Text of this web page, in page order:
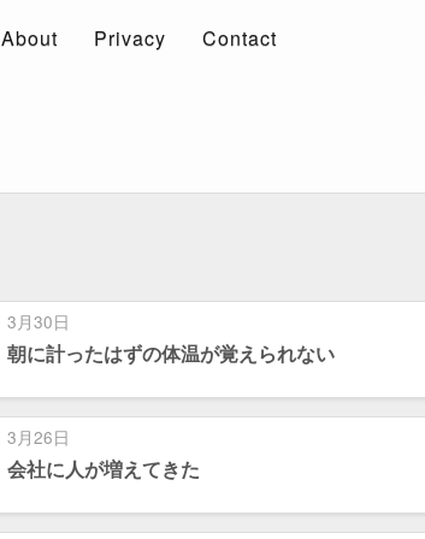
About Privacy Contact
3月30日
朝に計ったはずの体温が覚えられない
3月26日
会社に人が増えてきた